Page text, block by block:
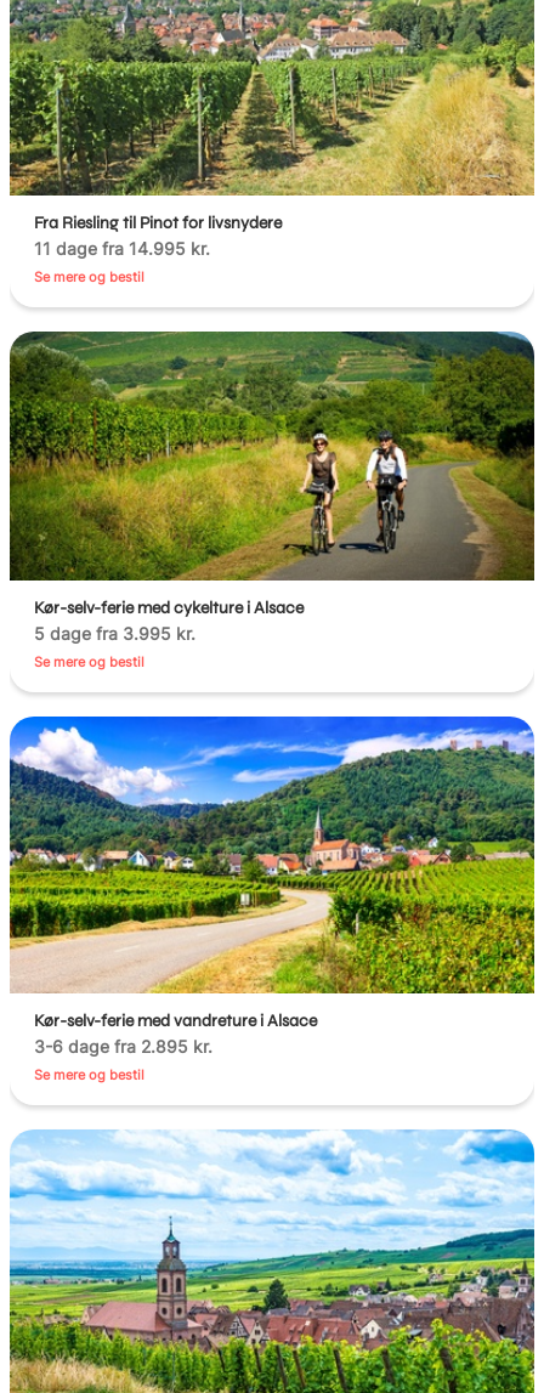
Fra Riesling til Pinot for livsnydere
11 dage fra 14.995 kr.
Se mere og bestil
Kør-selv-ferie med cykelture i Alsace
5 dage fra 3.995 kr.
Se mere og bestil
Kør-selv-ferie med vandreture i Alsace
3-6 dage fra 2.895 kr.
Se mere og bestil